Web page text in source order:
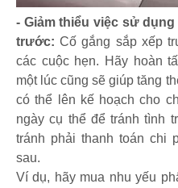
- Giảm thiểu việc sử
trước: Cố gắng sắp xếp
các cuộc hẹn. Hãy hoàn
một lúc cũng sẽ giúp tăng
có thể lên kế hoạch cho
ngày cụ thể để tránh tình
tránh phải thanh toán chi
sau.
Ví dụ, hãy mua nhu yếu